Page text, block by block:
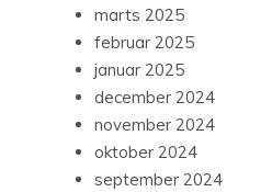
marts 2025
februar 2025
januar 2025
december 2024
november 2024
oktober 2024
september 2024